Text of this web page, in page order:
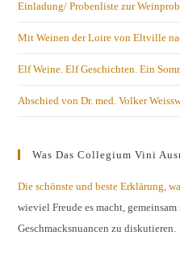
Einladung/ Probenliste zur
Mit Weinen der Loire von Eltville
Elf Weine. Elf Geschichten. Ein
Abschied von Dr. med. Volker
Was Das Collegium Vini
Die schönste und beste Erklärung,
wieviel Freude es macht,
Geschmacksnuancen zu diskutieren.